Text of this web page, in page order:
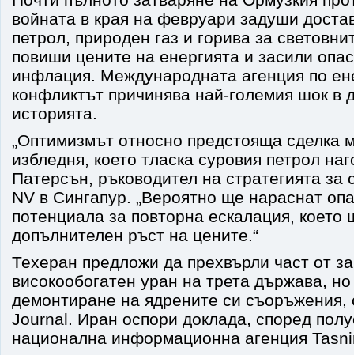
войната в края на февруари задуши
петрол, природен газ и горива за
повиши цените на енергията и засили
инфлация. Международната агенция по
конфликтът причинява най-големия шок в
историята.
„Оптимизмът относно предстояща
избледня, което тласка суровия петрол
Патерсън, ръководител на стратегията за
NV в Сингапур. „Вероятно ще нараснат
потенциала за повторна ескалация,
допълнителен ръст на цените.“
Техеран предложи да прехвърли част от
високообогатен уран на трета държава,
демонтиране на ядрените си
Journal. Иран оспори доклада, според
национална информационна агенция